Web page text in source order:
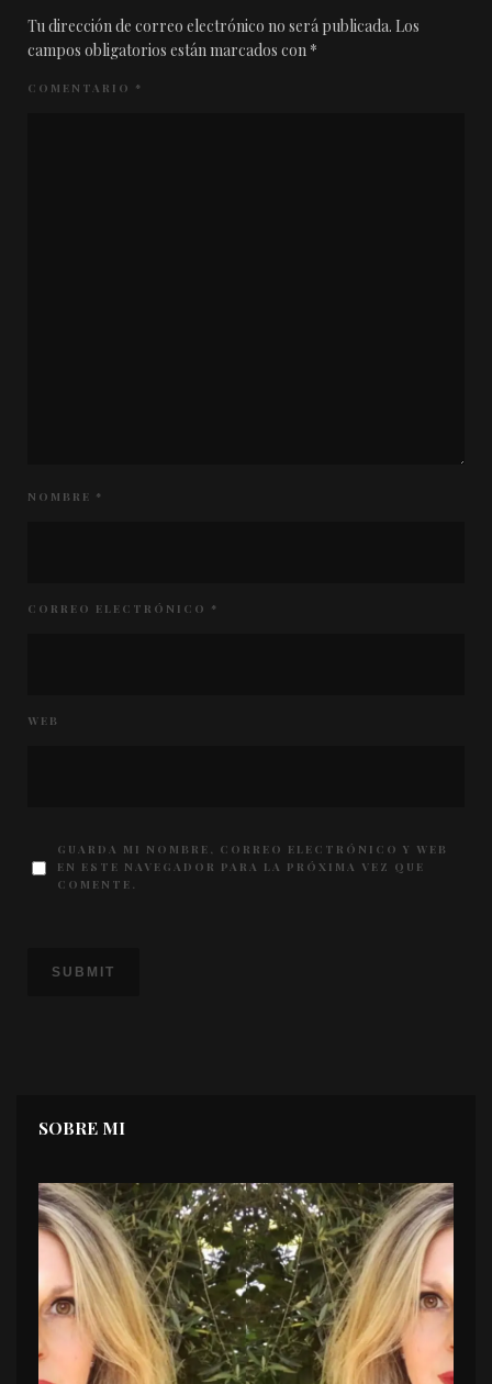
Tu dirección de correo electrónico no será publicada. Los
campos obligatorios están marcados con *
COMENTARIO *
NOMBRE *
CORREO ELECTRÓNICO *
WEB
GUARDA MI NOMBRE, CORREO ELECTRÓNICO Y WEB
EN ESTE NAVEGADOR PARA LA PRÓXIMA VEZ QUE
COMENTE.
SOBRE MI